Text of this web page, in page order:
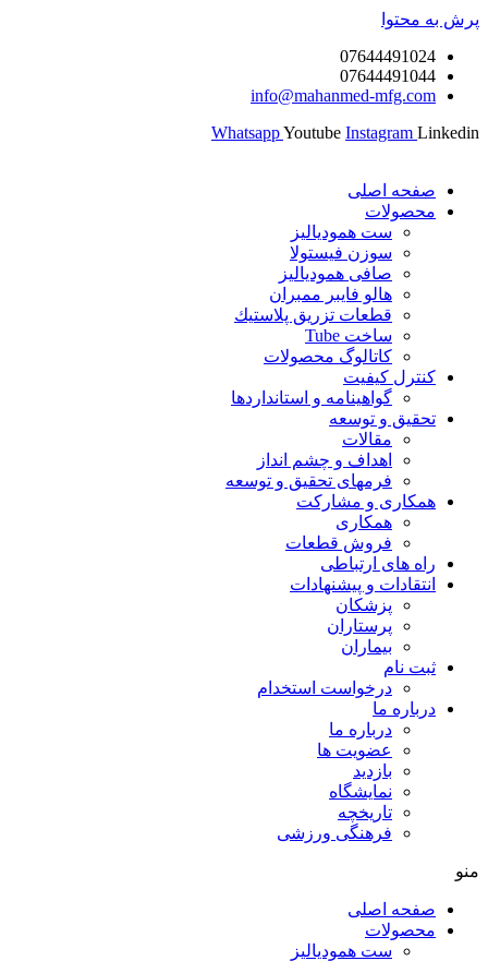
پرش به محتوا
07644491024
07644491044
info@mahanmed-mfg.com
WhatsappYoutube Instagram Linkedin
صفحه اصلی
محصولات
ست همودیالیز
سوزن فیستولا
صافی همودیالیز
هالو فایبر ممبران
قطعات تزريق پلاستيك
ساخت Tube
کاتالوگ محصولات
کنترل کیفیت
گواهينامه و استانداردها
تحقيق و توسعه
مقالات
اهداف و چشم انداز
فرمهای تحقیق و توسعه
همکاری و مشارکت
همکاری
فروش قطعات
راه های ارتباطی
انتقادات و پيشنهادات
پزشكان
پرستاران
بيماران
ثبت نام
درخواست استخدام
درباره ما
درباره ما
عضویت ها
بازدید
نمایشگاه
تاريخچه
فرهنگی ورزشی
منو
صفحه اصلی
محصولات
ست همودیالیز